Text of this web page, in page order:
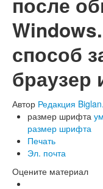
способ
браузер
Автор Редакция
размер шрифта
размер шрифта
Печать
Эл. почта
Оцените материал